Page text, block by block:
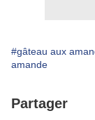
#gâteau aux
amande
Partager